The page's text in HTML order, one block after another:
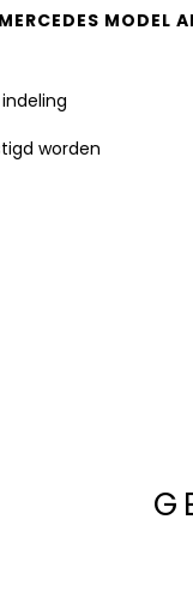
MODEL
worden